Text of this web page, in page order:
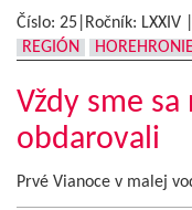
Číslo: 25|Ročník: LXXIV
REGIÓN
Vždy sme
obdarovali
Prvé Vianoce v malej